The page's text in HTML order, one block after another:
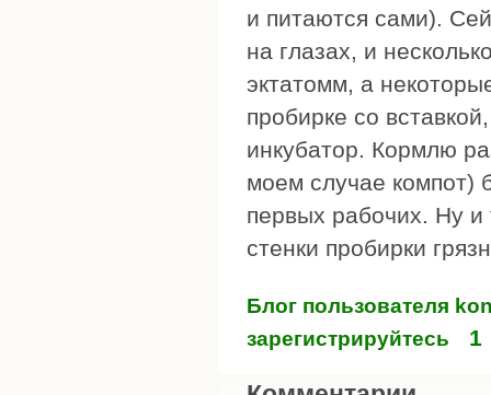
и питаются сами).
на глазах, и
эктатомм, а
пробирке со
инкубатор. Кормлю
моем случае компот)
первых рабочих. Ну и
стенки пробирки
Блог пользователя
зарегистрируйтесь
1